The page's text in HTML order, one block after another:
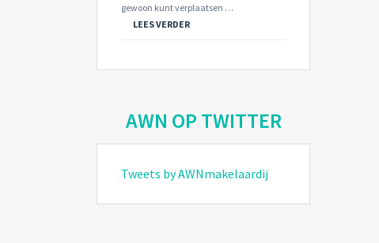
gewoon kunt verplaatsen …
LEES VERDER
AWN OP TWITTER
Tweets by AWNmakelaardij